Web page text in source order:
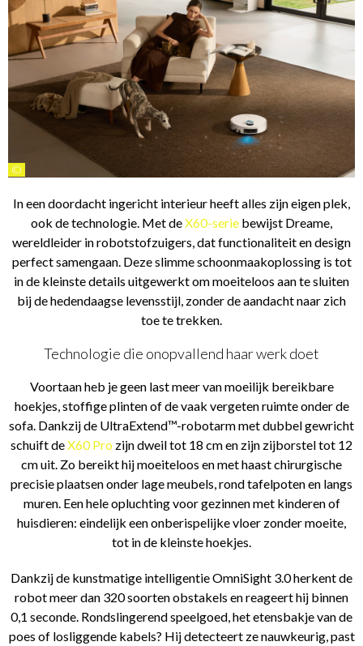
©
In een doordacht ingericht interieur heeft alles zijn eigen plek,
ook de technologie. Met deX60-serie bewijst Dreame,
wereldleider in robotstofzuigers, dat functionaliteit en design
perfect samengaan. Deze slimme schoonmaakoplossing is tot
in de kleinste details uitgewerkt om moeiteloos aan te sluiten
bij de hedendaagse levensstijl, zonder de aandacht naar zich
toe te trekken.
Technologie die onopvallend haar werk doet
Voortaan heb je geen last meer van moeilijk bereikbare
hoekjes, stoffige plinten of de vaak vergeten ruimte onder de
sofa. Dankzij de UltraExtend™-robotarm met dubbel gewricht
schuift deX60 Pro zijn dweil tot 18 cm en zijn zijborstel tot 12
cm uit. Zo bereikt hij moeiteloos en met haast chirurgische
precisie plaatsen onder lage meubels, rond tafelpoten en langs
muren. Een hele opluchting voor gezinnen met kinderen of
huisdieren: eindelijk een onberispelijke vloer zonder moeite,
tot in de kleinste hoekjes.
Dankzij de kunstmatige intelligentie OmniSight 3.0 herkent de
robot meer dan 320 soorten obstakels en reageert hij binnen
0,1 seconde. Rondslingerend speelgoed, het etensbakje van de
poes of losliggende kabels? Hij detecteert ze nauwkeurig, past